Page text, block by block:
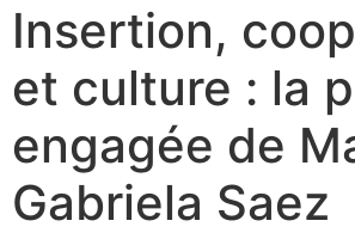
Insertion,
et culture : la
engagée de
Gabriela Saez